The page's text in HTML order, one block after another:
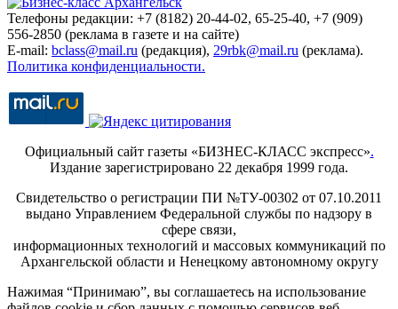
Телефоны редакции: +7 (8182) 20-44-02, 65-25-40, +7 (909)
556-2850 (реклама в газете и на сайте)
E-mail: bclass@mail.ru (редакция), 29rbk@mail.ru (реклама).
Политика конфиденциальности.
Официальный сайт газеты «БИЗНЕС-КЛАСС экспресс».
Издание зарегистрировано 22 декабря 1999 года.
Свидетельство о регистрации ПИ №ТУ-00302 от 07.10.2011
выдано Управлением Федеральной службы по надзору в
сфере связи,
информационных технологий и массовых коммуникаций по
Архангельской области и Ненецкому автономному округу
Нажимая “Принимаю”, вы соглашаетесь на использование